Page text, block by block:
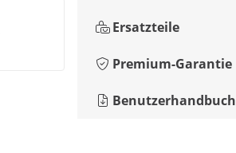
Ersatzteile
Premium-Garantie
Benutzerhandbuch